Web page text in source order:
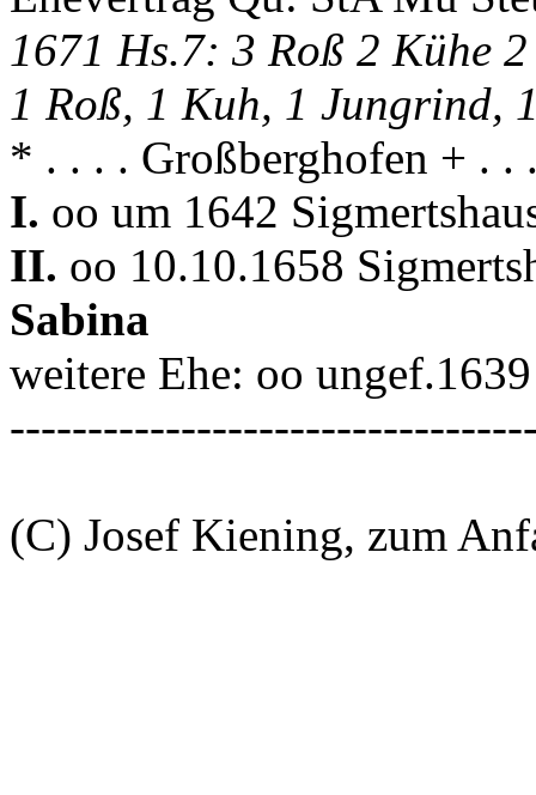
1671 Hs.7: 3 Roß 2 Kühe
1 Roß, 1 Kuh, 1 Jungrind,
* . . . . Großberghofen + . .
I. oo um 1642
II. oo 10.10.1658
Sabina
weitere Ehe: oo
(C) Josef Kiening, zum